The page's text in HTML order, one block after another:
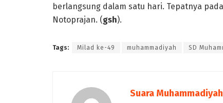
berlangsung dalam satu hari. Tepatnya
Notoprajan. (gsh).
Tags: Milad ke-49 muhammadiyah SD
Suara Muhammadiyah